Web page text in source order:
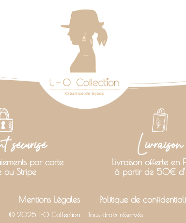
sécurisé
par carte
ou Stripe
Livraison
Livraison offerte en
à partir de 50€
Mentions Légales Politique de
© 2025 L-O Collection – Tous droits réservés